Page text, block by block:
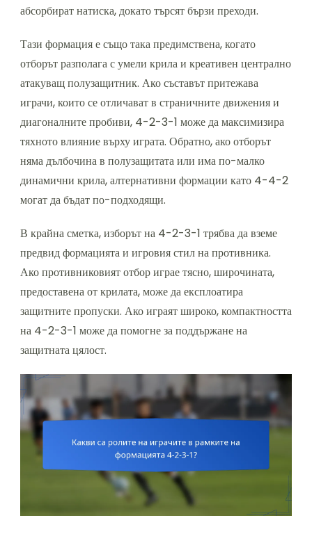
абсорбират натиска, докато търсят бързи преходи.
Тази формация е също така предимствена, когато
отборът разполага с умели крила и креативен централно
атакуващ полузащитник. Ако съставът притежава
играчи, които се отличават в страничните движения и
диагоналните пробиви, 4-2-3-1 може да максимизира
тяхното влияние върху играта. Обратно, ако отборът
няма дълбочина в полузащитата или има по-малко
динамични крила, алтернативни формации като 4-4-2
могат да бъдат по-подходящи.
В крайна сметка, изборът на 4-2-3-1 трябва да вземе
предвид формацията и игровия стил на противника.
Ако противниковият отбор играе тясно, широчината,
предоставена от крилата, може да експлоатира
защитните пропуски. Ако играят широко, компактността
на 4-2-3-1 може да помогне за поддържане на
защитната цялост.